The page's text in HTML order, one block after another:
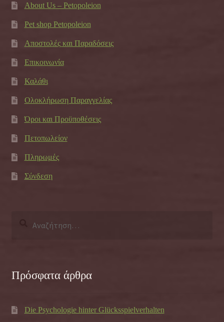
About Us – Petopoleion
Pet shop Petopoleion
Αποστολές και Παραδόσεις
Επικοινωνία
Καλάθι
Ολοκλήρωση Παραγγελίας
Όροι και Προϋποθέσεις
Πετοπωλείον
Πληρωμές
Σύνδεση
Πρόσφατα άρθρα
Die Psychologie hinter Glücksspielverhalten